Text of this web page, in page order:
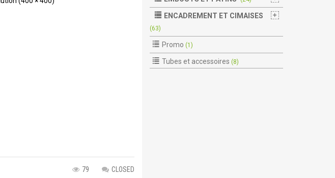
79 CLOSED
ENCADREMENT ET CIMAISES
(63)
Promo (1)
Tubes et accessoires (8)